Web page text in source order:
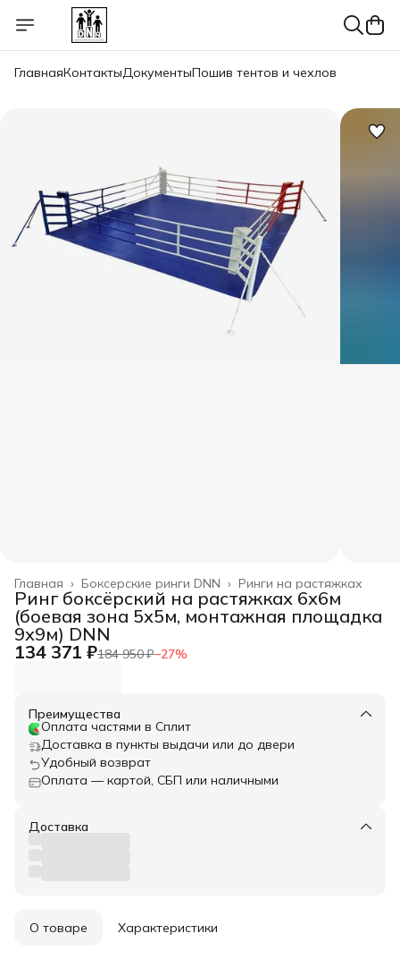
ГлавнаяКонтактыДокументыПошив тентов и чехлов
Ринги на растяжках
Боксерские ринги DNN ›
Главная ›
Ринг боксёрский на растяжках 6х6м
(боевая зона 5х5м, монтажная площадка
9х9м) DNN
134 371 ₽184 950 ₽−27%
Преимущества
Оплата частями в Сплит
Доставка в пункты выдачи или до двери
Удобный возврат
Оплата — картой, СБП или наличными
Доставка
О товаре Характеристики